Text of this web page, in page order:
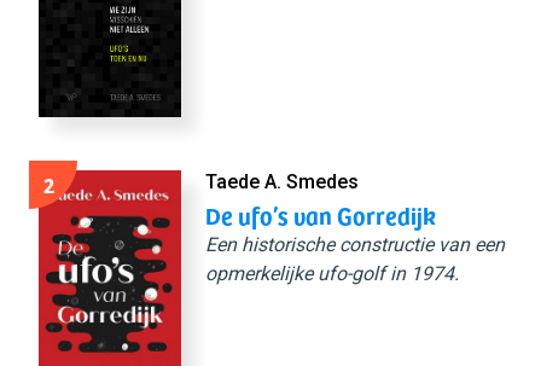
2 Taede A. Smedes
De ufo’s van Gorredijk
Een historische constructie van een
opmerkelijke ufo-golf in 1974.